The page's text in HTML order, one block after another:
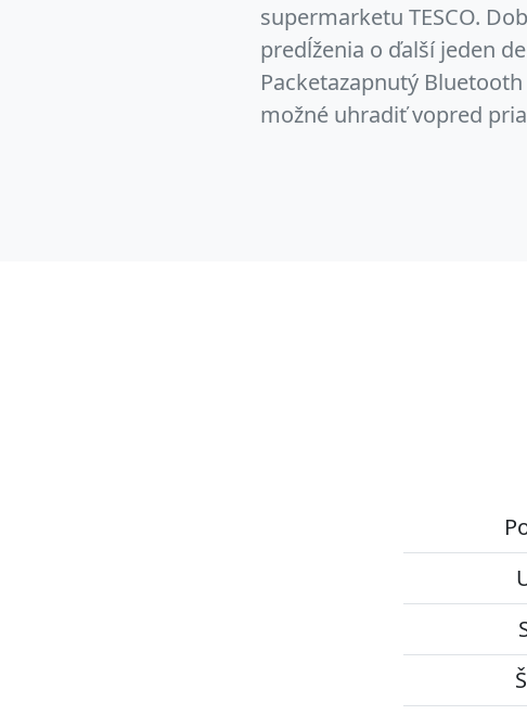
supermarketu TESCO.
predĺženia o ďalší jeden
Packetazapnutý
možné uhradiť vopred